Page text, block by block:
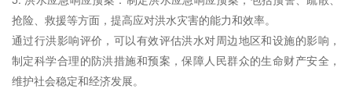
抢险、救援等方面，提高应对洪水灾害的能力和效率。
通过行洪影响评价，可以有效评估洪水对周边地区和设施的影响，
制定科学合理的防洪措施和预案，保障人民群众的生命财产安全，
维护社会稳定和经济发展。